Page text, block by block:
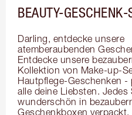
BEAUTY-GESCHENK-
Darling, entdecke unsere
atemberaubenden
Entdecke unsere
Kollektion von Make-up-
Hautpflege-Geschenken -
alle deine Liebsten. Jedes
wunderschön in
Geschenkboxen